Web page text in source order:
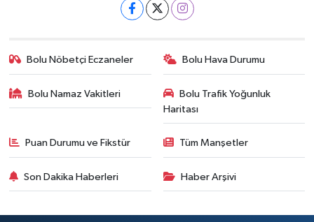
Bolu Nöbetçi Eczaneler Bolu Hava Durumu
Bolu Namaz Vakitleri
Bolu Trafik Yoğunluk
Haritası
Puan Durumu ve Fikstür Tüm Manşetler
Son Dakika Haberleri Haber Arşivi